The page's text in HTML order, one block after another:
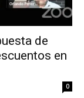
de
en
0